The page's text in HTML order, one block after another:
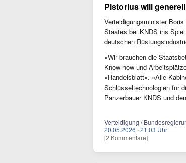
Pistorius will
Verteidigungsminister
Staates bei KNDS ins
deutschen
«Wir brauchen die
Know-how und
«Handelsblatt». «Alle
Schlüsseltechnologien für
Panzerbauer KNDS und
Verteidigung /
20.05.2026 ·21:03 Uhr
[2 Kommentare]